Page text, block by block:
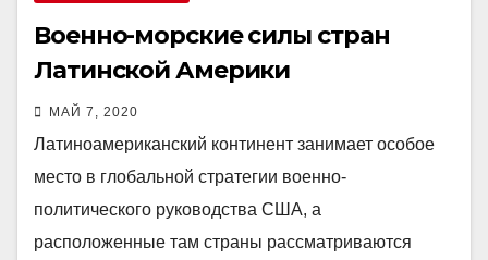
Военно-морские силы стран
Латинской Америки
МАЙ 7, 2020
Латиноамериканский континент занимает особое
место в глобальной стратегии военно-
политического руководства США, а
расположенные там страны рассматриваются